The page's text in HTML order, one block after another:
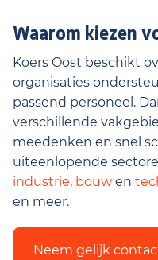
Waarom kiezen
Koers Oost beschikt
organisaties
passend personeel.
verschillende
meedenken en snel
uiteenlopende
industrie, bouw en
en meer.
Neem gelijk